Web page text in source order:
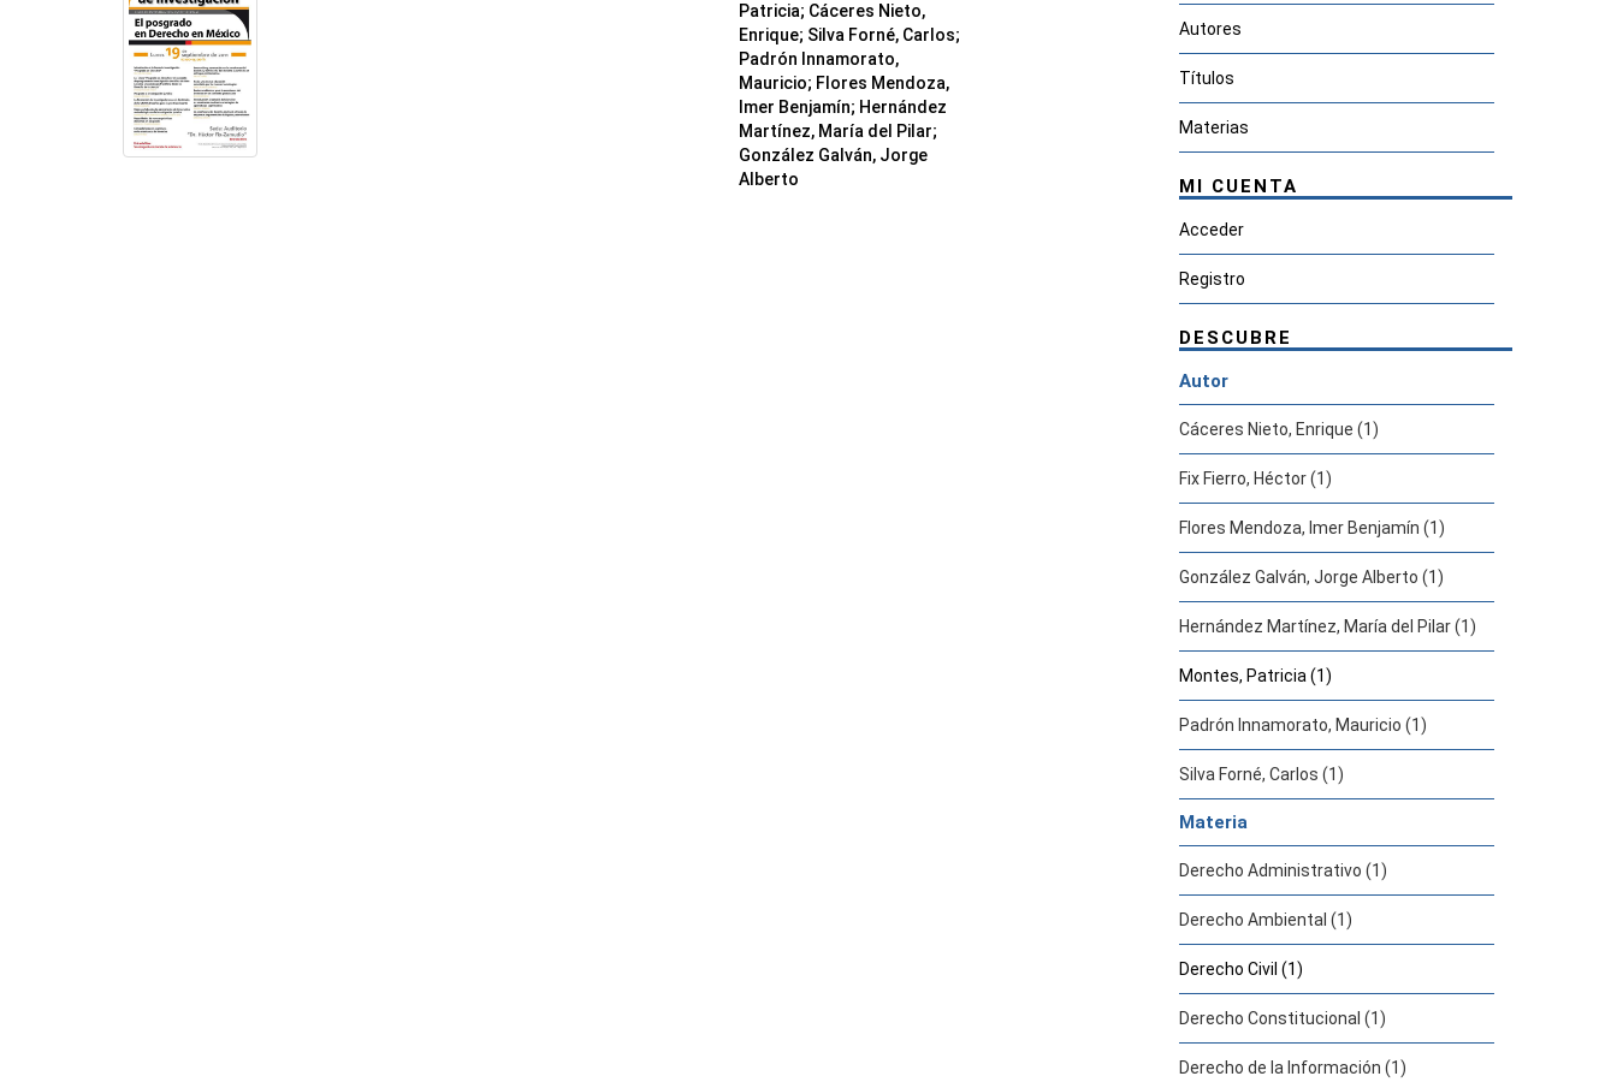
Patricia; Cáceres Nieto,
Enrique; Silva Forné, Carlos;
Padrón Innamorato,
Mauricio; Flores Mendoza,
Imer Benjamín; Hernández
Martínez, María del Pilar;
González Galván, Jorge
Alberto
Autores
Títulos
Materias
MI CUENTA
Acceder
Registro
DESCUBRE
Autor
Cáceres Nieto, Enrique (1)
Fix Fierro, Héctor (1)
Flores Mendoza, Imer Benjamín (1)
González Galván, Jorge Alberto (1)
Hernández Martínez, María del Pilar (1)
Montes, Patricia (1)
Padrón Innamorato, Mauricio (1)
Silva Forné, Carlos (1)
Materia
Derecho Administrativo (1)
Derecho Ambiental (1)
Derecho Civil (1)
Derecho Constitucional (1)
Derecho de la Información (1)